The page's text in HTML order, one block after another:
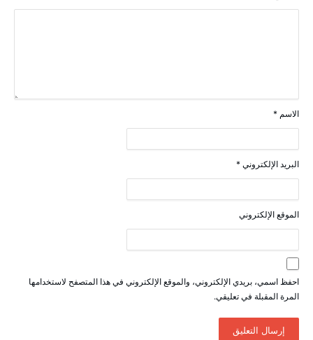
الاسم *
البريد الإلكتروني *
الموقع الإلكتروني
احفظ اسمي، بريدي الإلكتروني، والموقع الإلكتروني في هذا المتصفح لاستخدامها
المرة المقبلة في تعليقي.